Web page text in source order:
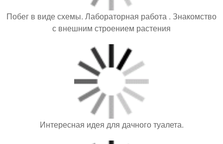
Интересная идея для дачного туалета.